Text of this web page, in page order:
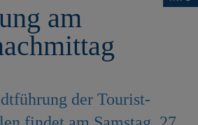
am
der Tourist-